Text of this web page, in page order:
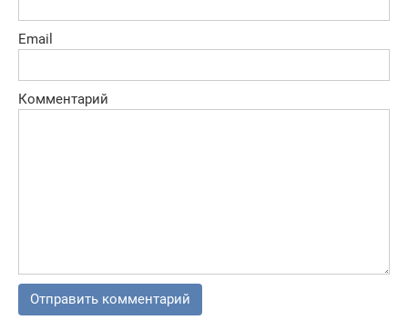
Email
Комментарий